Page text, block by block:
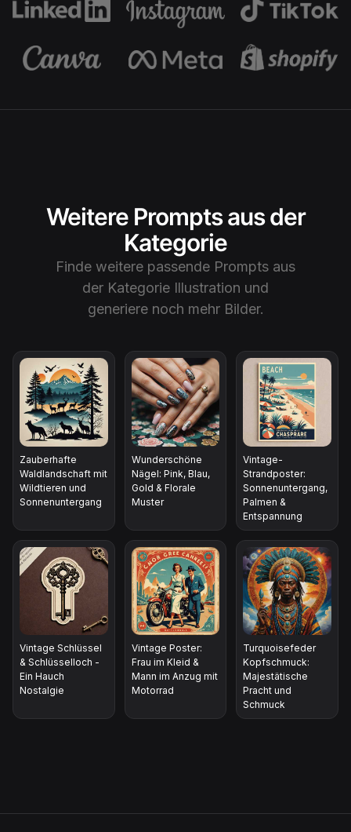
geometrische Formen wie Dreiecke und Rechtecke,
die sich mit organischen Formen und Kurven
vermischen. Die Collage schafft eine surreale,
futuristische Atmosphäre, die die Ästhetik von
Weitere Prompts aus der
Kategorie
Finde weitere passende Prompts aus
der Kategorie Illustration und
generiere noch mehr Bilder.
Zauberhafte
Waldlandschaft mit
Wildtieren und
Sonnenuntergang
Wunderschöne
Nägel: Pink, Blau,
Gold & Florale
Muster
Vintage-
Strandposter:
Sonnenuntergang,
Palmen &
Entspannung
Vintage Schlüssel
& Schlüsselloch -
Ein Hauch
Nostalgie
Vintage Poster:
Frau im Kleid &
Mann im Anzug mit
Motorrad
Turquoisefeder
Kopfschmuck:
Majestätische
Pracht und
Schmuck